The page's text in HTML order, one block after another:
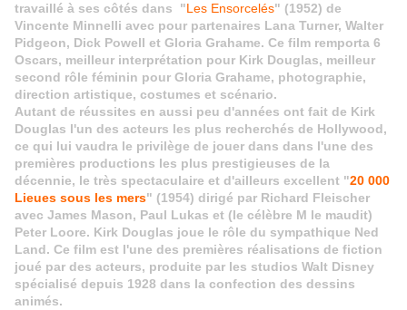
travaillé à ses côtés dans "Les Ensorcelés" (1952) de
Vincente Minnelli avec pour partenaires Lana Turner, Walter
Pidgeon, Dick Powell et Gloria Grahame. Ce film remporta 6
Oscars, meilleur interprétation pour Kirk Douglas, meilleur
second rôle féminin pour Gloria Grahame, photographie,
direction artistique, costumes et scénario.
Autant de réussites en aussi peu d'années ont fait de Kirk
Douglas l'un des acteurs les plus recherchés de Hollywood,
ce qui lui vaudra le privilège de jouer dans dans l'une des
premières productions les plus prestigieuses de la
décennie, le très spectaculaire et d'ailleurs excellent "20 000
Lieues sous les mers" (1954) dirigé par Richard Fleischer
avec James Mason, Paul Lukas et (le célèbre M le maudit)
Peter Loore. Kirk Douglas joue le rôle du sympathique Ned
Land. Ce film est l'une des premières réalisations de fiction
joué par des acteurs, produite par les studios Walt Disney
spécialisé depuis 1928 dans la confection des dessins
animés.